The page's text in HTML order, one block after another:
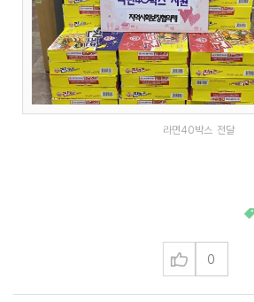
라면40박스 전달
0